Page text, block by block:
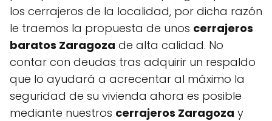
los cerrajeros de la localidad, por dicha razón
le traemos la propuesta de unos cerrajeros
baratos Zaragoza de alta calidad. No
contar con deudas tras adquirir un respaldo
que lo ayudará a acrecentar al máximo la
seguridad de su vivienda ahora es posible
mediante nuestros cerrajeros Zaragoza y